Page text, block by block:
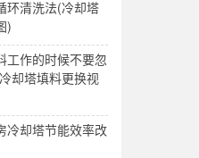
环清洗法(冷却塔
)
工作的时候不要忽
却塔填料更换视
冷却塔节能效率改